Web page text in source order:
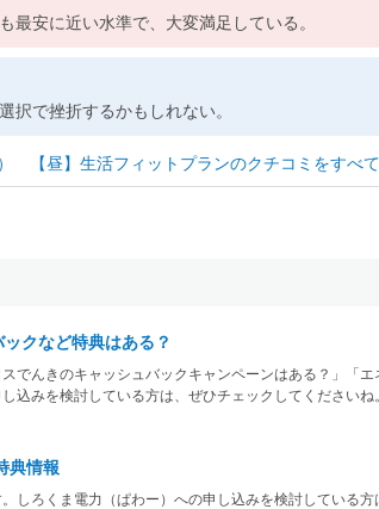
最安に近い水準で、大変満足している。
択で挫折するかもしれない。
【昼】生活フィットプランのクチコミをすべ
クなど特典はある？
でんきのキャッシュバックキャンペーンはある？」「エ
込みを検討している方は、ぜひチェックしてくださいね
典情報
しろくま電力（ぱわー）への申し込みを検討している方